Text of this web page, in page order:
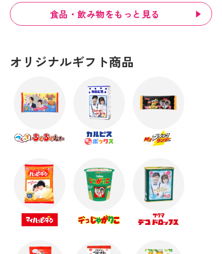
食品・飲み物をもっと見る
オリジナルギフト商品